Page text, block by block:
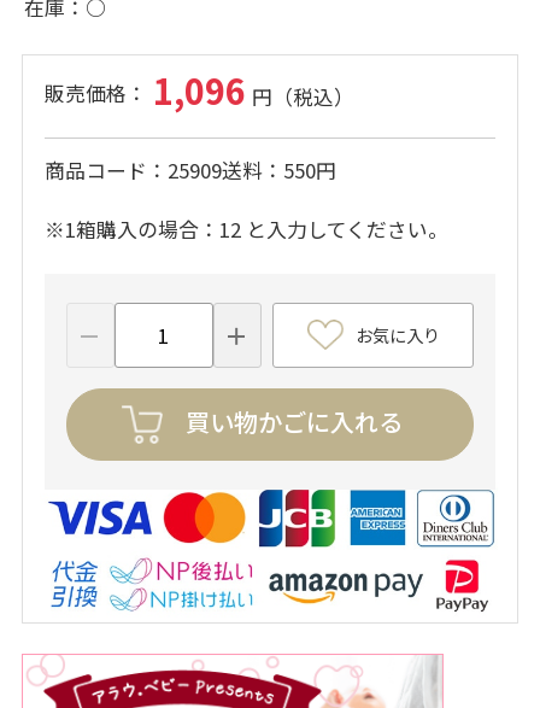
在庫 ○
1,096
商品コード 25909送料 550円
※1箱購入の場合：12 と入力してください。
お気に入り
買い物かごに入れる